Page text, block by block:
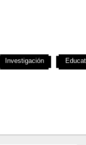
Investigación